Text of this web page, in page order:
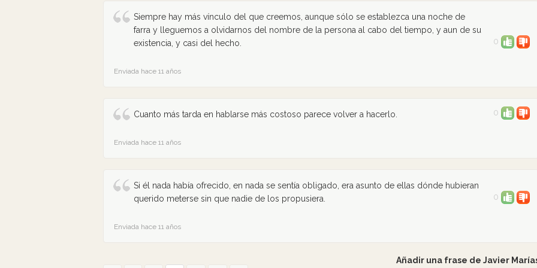
Siempre hay más vínculo del que creemos, aunque sólo se establezca una noche de
farra y lleguemos a olvidarnos del nombre de la persona al cabo del tiempo, y aun de su
existencia, y casi del hecho.
0
Enviada hace 11 años
Cuanto más tarda en hablarse más costoso parece volver a hacerlo. 0
Enviada hace 11 años
Si él nada había ofrecido, en nada se sentía obligado, era asunto de ellas dónde hubieran
querido meterse sin que nadie de los propusiera.
0
Enviada hace 11 años
Añadir una frase de Javier